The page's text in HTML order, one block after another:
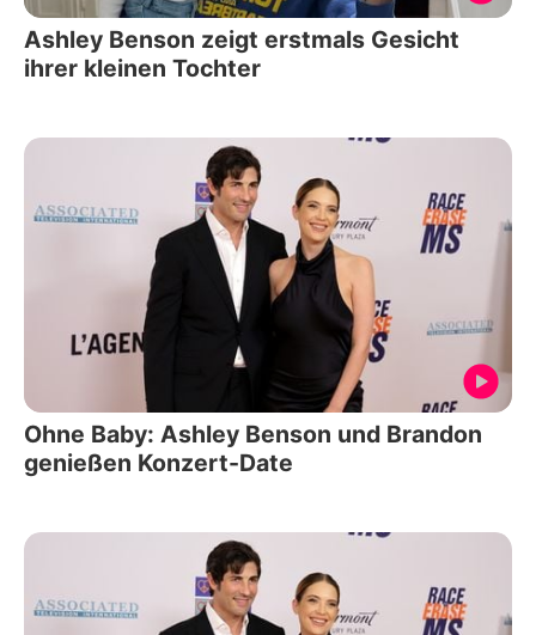
Ashley Benson zeigt erstmals Gesicht
ihrer kleinen Tochter
Ohne Baby: Ashley Benson und Brandon
genießen Konzert-Date